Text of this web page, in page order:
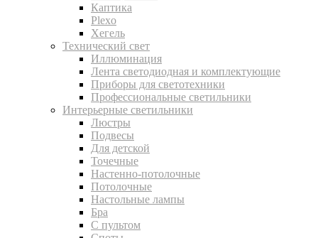
Каптика
Plexo
Хегель
Технический свет
Иллюминация
Лента светодиодная и комплектующие
Приборы для светотехники
Профессиональные светильники
Интерьерные светильники
Люстры
Подвесы
Для детской
Точечные
Настенно-потолочные
Потолочные
Настольные лампы
Бра
С пультом